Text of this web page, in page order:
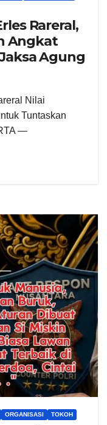
Rareral,
Angkat
Agung
Nilai
Tuntaskan
—
ORGANISASI TOKOH